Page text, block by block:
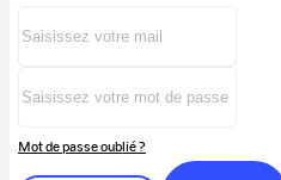
Mot de passe oublié ?